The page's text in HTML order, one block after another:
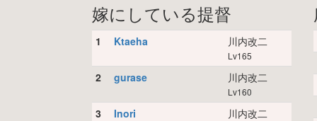
嫁にしている提督
1 Ktaeha 川内改二
Lv165
2 gurase 川内改二
Lv160
3 Inori 川内改二